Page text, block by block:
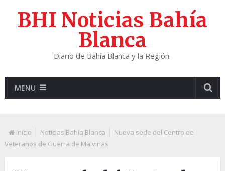
BHI Noticias Bahía
Blanca
Diario de Bahía Blanca y la Región.
MENU
Inicio Noticias Bahía Blanca
Nueva sede del Centro de
Veteranos de Guerra de Malvinas